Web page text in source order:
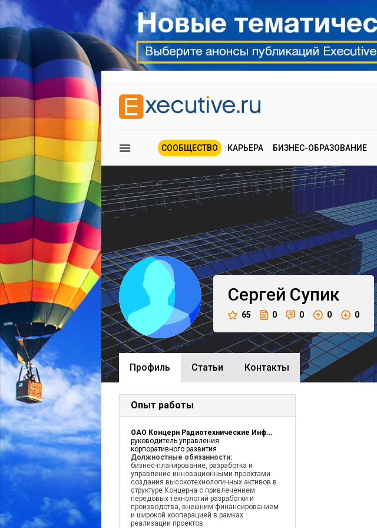
СООБЩЕСТВО КАРЬЕРА БИЗНЕС-ОБРАЗОВАНИЕ
Сергей Супик
65 0 0 0 0
Профиль Cтатьи Контакты
Опыт работы
ОАО Концерн Радиотехнические Информационные Системы
руководитель управления
корпоративного развития
Должностные обязанности:
бизнес-планирование, разработка и
управление инновационными проектами
создания высокотехнологичных активов в
структуре Концерна с привлечением
передовых технологий разработки и
производства, внешним финансированием
и широкой кооперацией в рамках
реализации проектов.